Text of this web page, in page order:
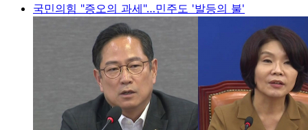
국민의힘 "증오의 과세"…민주도 '발등의 불'